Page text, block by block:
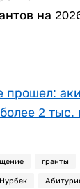
на
прошел:
2 тыс.
гранты